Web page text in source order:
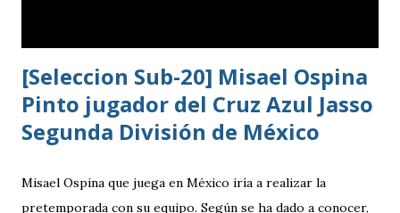
[Seleccion Sub-20] Misael Ospina
Pinto jugador del Cruz Azul Jasso
Segunda División de México
Misael Ospina que juega en México iría a realizar la
pretemporada con su equipo. Según se ha dado a conocer,